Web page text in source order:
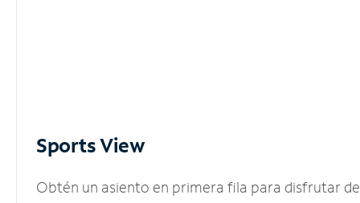
Sports View
Obtén un asiento en primera fila para disfrutar